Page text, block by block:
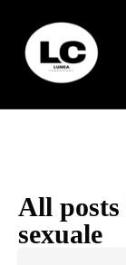
All
sexuale